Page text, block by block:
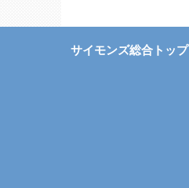
サイモンズ総合トップ